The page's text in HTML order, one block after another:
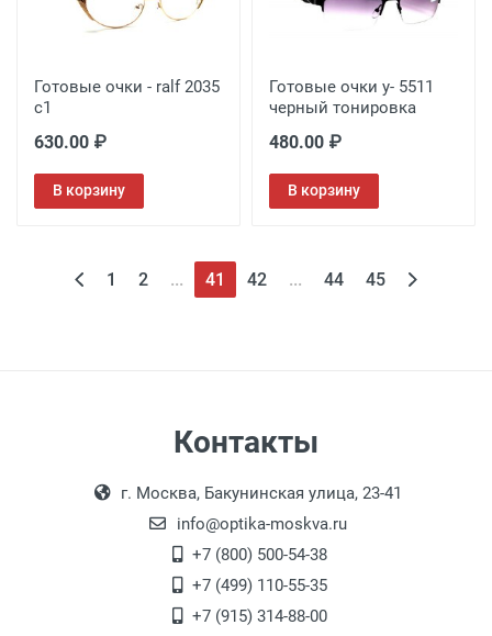
Готовые очки - ralf 2035
c1
630.00 ₽
В корзину
Готовые очки у- 5511
черный тонировка
480.00 ₽
В корзину
1 2 ... 41 42 ... 44 45
Контакты
г. Москва, Бакунинская улица, 23-41
info@optika-moskva.ru
+7 (800) 500-54-38
+7 (499) 110-55-35
+7 (915) 314-88-00